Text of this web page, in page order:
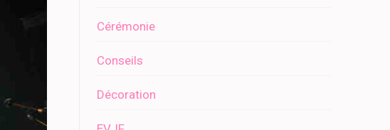
Cérémonie
Conseils
Décoration